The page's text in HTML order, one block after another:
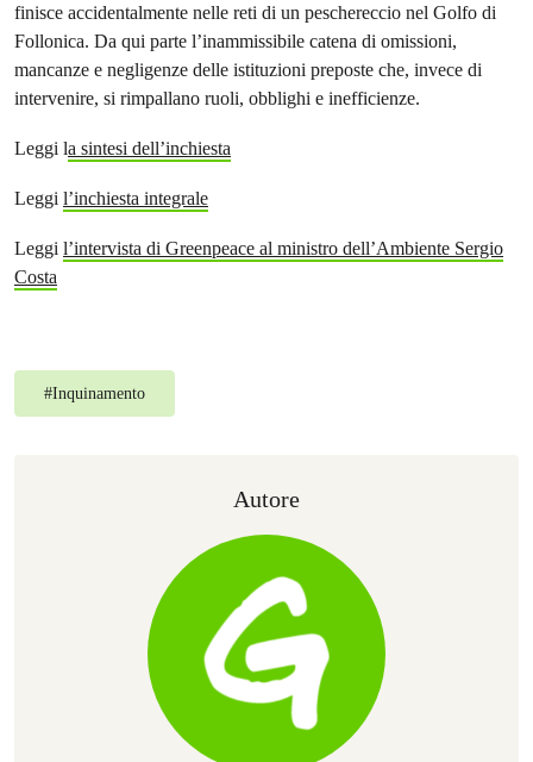
finisce accidentalmente nelle reti di un peschereccio nel Golfo di
Follonica. Da qui parte l’inammissibile catena di omissioni,
mancanze e negligenze delle istituzioni preposte che, invece di
intervenire, si rimpallano ruoli, obblighi e inefficienze.
Leggi la sintesi dell’inchiesta
Leggi l’inchiesta integrale
Leggi l’intervista di Greenpeace al ministro dell’Ambiente Sergio
Costa
#Inquinamento
Autore